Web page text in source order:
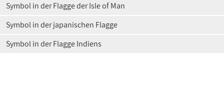
Symbol in der Flagge der Isle of Man
Symbol in der japanischen Flagge
Symbol in der Flagge Indiens